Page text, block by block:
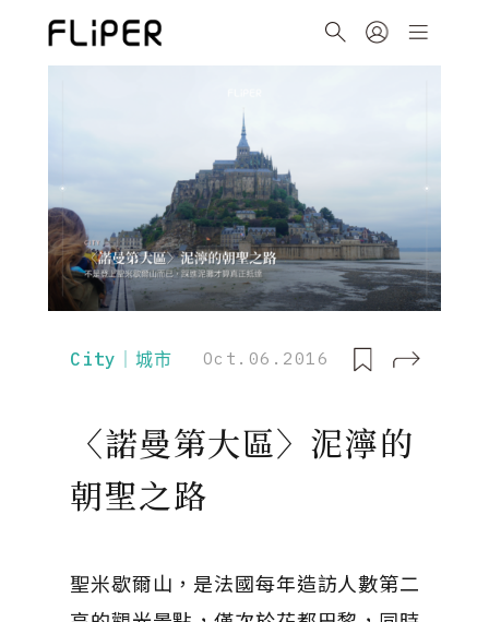
City｜城市 Oct.06.2016
〈諾曼第大區〉泥濘的
朝聖之路
聖米歇爾山，是法國每年造訪人數第二